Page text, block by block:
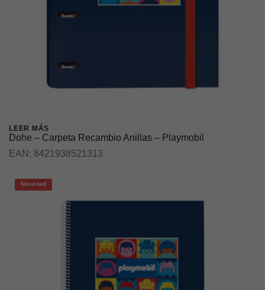
LEER MÁS
Dohe – Carpeta Recambio Anillas – Playmobil
EAN: 8421938521313
Novedad